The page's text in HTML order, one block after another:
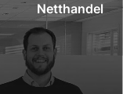
Netthandel